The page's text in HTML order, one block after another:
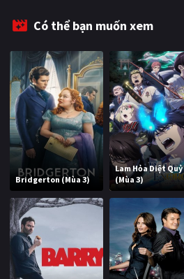
PHIM MỚI
PHIM BỘ
PHIM LẺ
PHIM CHIẾU RẠP
TUYỂN TẬP PHIM
BLOG
Có thể bạn muốn xem
Bridgerton (Mùa 3)
Lam Hỏa Diệt Quỷ
(Mùa 3)